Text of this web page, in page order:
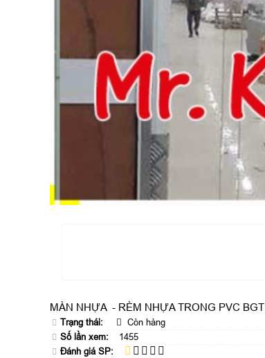
MÀN NHỰA - RÈM NHỰA TRONG PVC BGT
Trạng thái:
Còn hàng
Số lần xem:
1455
Đánh giá SP: